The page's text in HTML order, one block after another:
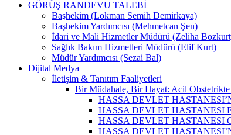
GÖRÜŞ RANDEVU TALEBİ
Başhekim (Lokman Semih Demirkaya)
Başhekim Yardımcısı (Mehmetcan Şen)
İdari ve Mali Hizmetler Müdürü (Zeliha
Sağlık Bakım Hizmetleri Müdürü (Elif Kurt)
Müdür Yardımcısı (Sezai Bal)
Dijital Medya
İletişim & Tanıtım Faaliyetleri
Bir Müdahale, Bir Hayat: Acil Obstetrikte
HASSA DEVLET
HASSA DEVLET HASTANESI
HASSA DEVLET HASTANESI
HASSA DEVLET